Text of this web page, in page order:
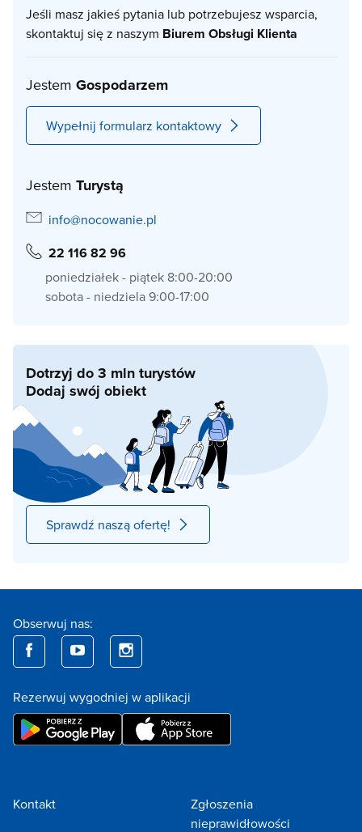
Jeśli masz jakieś pytania lub potrzebujesz wsparcia,
skontaktuj się z naszym Biurem Obsługi Klienta
Jestem Gospodarzem
Wypełnij formularz kontaktowy
Jestem Turystą
info@nocowanie.pl
22 116 82 96
poniedziałek - piątek 8:00-20:00
sobota - niedziela 9:00-17:00
Dotrzyj do 3 mln turystów
Dodaj swój obiekt
Sprawdź naszą ofertę!
Obserwuj nas:
Rezerwuj wygodniej w aplikacji
Kontakt
Zgłoszenia
nieprawidłowości